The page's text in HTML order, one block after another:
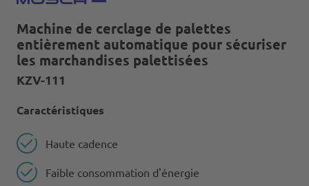
Machine de cerclage de palettes
entièrement automatique pour sécuriser
les marchandises palettisées
KZV-111
Caractéristiques
Haute cadence
Faible consommation d'énergie